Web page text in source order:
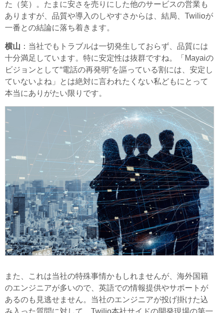
た（笑）。たまに安さを売りにした他のサービスの営業も
ありますが、品質や導入のしやすさからは、結局、Twilioが
一番との結論に落ち着きます。
横山 ：当社でもトラブルは一切発生しておらず、品質には
十分満足しています。特に安定性は抜群ですね。「Mayaiの
ビジョンとして“電話の再発明”を謳っている割には、安定し
ていないよね」とは絶対に言われたくない私どもにとって
本当にありがたい限りです。
また、これは当社の特殊事情かもしれませんが、海外国籍
のエンジニアが多いので、英語での情報提供やサポートが
あるのも見逃せません。当社のエンジニアが投げ掛けた込
み入った質問に対して、Twilio本社サイドの開発現場の第一